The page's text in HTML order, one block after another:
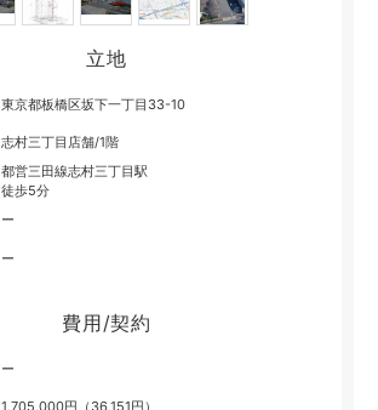
立地
東京都板橋区坂下一丁目33-10
志村三丁目店舗/1階
都営三田線志村三丁目駅
徒歩5分
ー
ー
費用/契約
ー
1,705,000円（36,151円）